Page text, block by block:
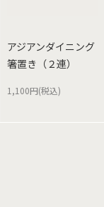
アジアンダイニング
箸置き（２連）
1,100円(税込)